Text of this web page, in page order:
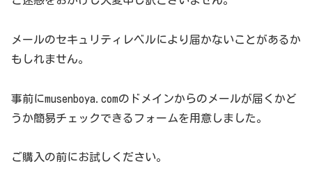
メールのセキュリティレベルにより届かないことがあるか
もしれません。
事前にmusenboya.comのドメインからのメールが届くかど
うか簡易チェックできるフォームを用意しました。
ご購入の前にお試しください。